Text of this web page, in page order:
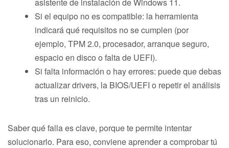
Si el equipo no es compatible: la herramienta
indicará qué requisitos no se cumplen (por
ejemplo, TPM 2.0, procesador, arranque seguro,
espacio en disco o falta de UEFI).
Si falta información o hay errores: puede que debas
actualizar drivers, la BIOS/UEFI o repetir el análisis
tras un reinicio.
Saber qué falla es clave, porque te permite intentar
solucionarlo. Para eso, conviene aprender a comprobar tú